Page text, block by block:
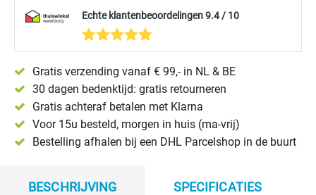
Echte klantenbeoordelingen 9.4 / 10
Gratis verzending vanaf € 99,- in NL & BE
30 dagen bedenktijd: gratis retourneren
Gratis achteraf betalen met Klarna
Voor 15u besteld, morgen in huis (ma-vrij)
Bestelling afhalen bij een DHL Parcelshop in de buurt
BESCHRIJVING SPECIFICATIES